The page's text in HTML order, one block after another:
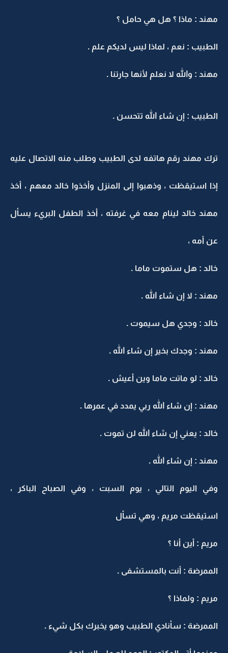
مهند : ماذا ؟ هل هي حامل ؟
الطبيب : نعم ، لماذا ليس لديكم علم .
مهند : والله لا نعلم لأنها جارتنا .
الطبيب : إن شاء الله تتحسن .
ترك مهند رقم هاتفه لدى الطبيب وطلب منه الاتصال عليه
إذا استيقظت ، وذهبوا إلى المنزل وأخذوا خالد معهم ، أخذ
مهند خالد لينام معه في غرفته ، أخذ الطفل البريء يسأل
عن أمه ،
خالد : هل ستموت ماما .
مهند : لا إن شاء الله .
خالد : وجدي هل سيموت .
مهند : وجدك بخير إن شاء الله .
خالد : لو ماتت ماما وين أعيش .
مهند : إن شاء الله ربي يمدد في عمرها .
خالد : يعني إن شاء الله لن تموت .
مهند : إن شاء الله .
وفي اليوم التالي ، يوم السبت ، وفي الصباح الباكر ،
استيقظت مريم ، وهي تسأل
مريم : أين أنا ؟
الممرضة : أنت بالمستشفى .
مريم : ولماذا ؟
الممرضة : سأنادي الطبيب وهو يخبرك بكل شيء .